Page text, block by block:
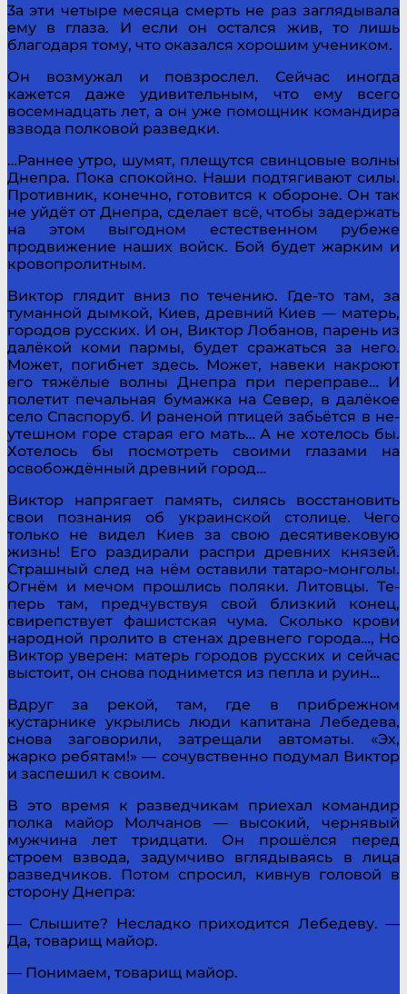
3а эти четыре месяца смерть не раз заглядывала
ему в глаза. И если он остался жив, то лишь
благодаря тому, что оказался хорошим учеником.
Он возмужал и повзрослел. Сейчас иногда
кажется даже удивительным, что ему всего
восемнадцать лет, а он уже помощник командира
взвода полковой разведки.
…Раннее утро, шумят, плещутся свинцовые волны
Днепра. Пока спокойно. Наши подтягивают силы.
Про­тивник, конечно, готовится к обороне. Он так
не уйдёт от Днепра, сделает всё, чтобы задержать
на этом выгодном естественном рубеже
продвижение наших войск. Бой бу­дет жарким и
кровопролитным.
Виктор глядит вниз по течению. Где-то там, за
туман­ной дымкой, Киев, древний Киев — матерь,
городов русских. И он, Виктор Лобанов, парень из
далёкой коми пармы, будет сражаться за него.
Может, погибнет здесь. Мо­жет, навеки накроют
его тяжёлые волны Днепра при переправе… И
полетит печальная бумажка на Север, в да­лёкое
село Спаспоруб. И раненой птицей забьётся в не­
утешном горе старая его мать… А не хотелось бы.
Хоте­лось бы посмотреть своими глазами на
освобождённый древ­ний город…
Виктор напрягает память, силясь восстановить
свои познания об украинской столице. Чего
только не видел Киев за свою десятивековую
жизнь! Его раздирали распри древних князей.
Страшный след на нём оставили татаро-монголы.
Огнём и мечом прошлись поляки. Литовцы. Те­
перь там, предчувствуя свой близкий конец,
свирепствует фашистская чума. Сколько крови
народной пролито в сте­нах древнего города…, Но
Виктор уверен: матерь городов русских и сейчас
выстоит, он снова поднимется из пепла и руин…
Вдруг за рекой, там, где в прибрежном
кустарнике ук­рылись люди капитана Лебедева,
снова заговорили, затре­щали автоматы. «Эх,
жарко ребятам!» — сочувственно подумал Виктор
и заспешил к своим.
В это время к разведчикам приехал командир
полка майор Молчанов — высокий, чернявый
мужчина лет трид­цати. Он прошёлся перед
строем взвода, задумчиво вгля­дываясь в лица
разведчиков. Потом спросил, кивнув голо­вой в
сторону Днепра:
— Слышите? Несладко приходится Лебедеву. —
Да, товарищ майор.
— Понимаем, товарищ майор.